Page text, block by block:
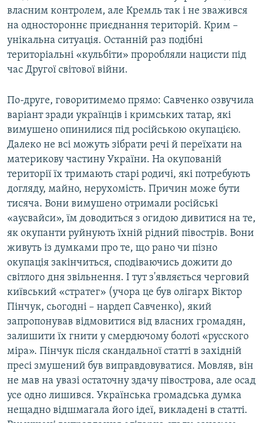
власним контролем, але Кремль так і не зважився
на одностороннє приєднання територій. Крим –
унікальна ситуація. Останній раз подібні
територіальні «кульбіти» проробляли нацисти під
час Другої світової війни.
По-друге, говоритимемо прямо: Савченко озвучила
варіант зради українців і кримських татар, які
вимушено опинилися під російською окупацією.
Далеко не всі можуть зібрати речі й переїхати на
материкову частину України. На окупованій
території їх тримають старі родичі, які потребують
догляду, майно, нерухомість. Причин може бути
тисяча. Вони вимушено отримали російські
«аусвайси», їм доводиться з огидою дивитися на те,
як окупанти руйнують їхній рідний півострів. Вони
живуть із думками про те, що рано чи пізно
окупація закінчиться, сподіваючись дожити до
світлого дня звільнення. І тут з'являється черговий
київський «стратег» (учора це був олігарх Віктор
Пінчук, сьогодні – нардеп Савченко), який
запропонував відмовитися від власних громадян,
залишити їх гнити у смердючому болоті «русского
міра». Пінчук після скандальної статті в західній
пресі змушений був виправдовуватися. Мовляв, він
не мав на увазі остаточну здачу півострова, але осад
усе одно лишився. Українська громадська думка
нещадно відшмагала його ідеї, викладені в статті.